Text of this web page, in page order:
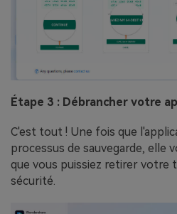
Étape 3 : Débrancher votre
C'est tout ! Une fois que
processus de sauvegarde, elle
que vous puissiez retirer votre
sécurité.